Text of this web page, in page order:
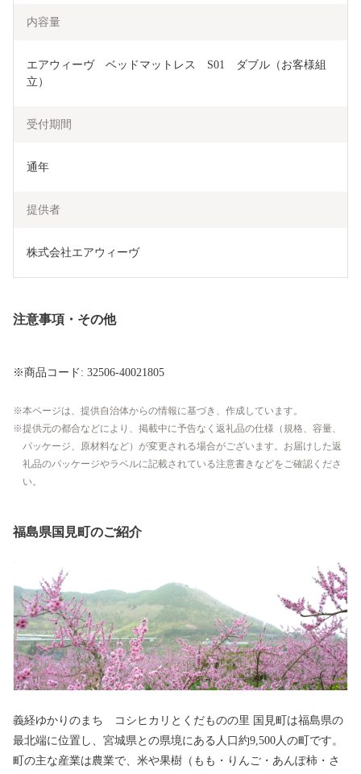
内容量
エアウィーヴ　ベッドマットレス　S01　ダブル（お客様組
立）
受付期間
通年
提供者
株式会社エアウィーヴ
注意事項・その他
※商品コード: 32506-40021805
本ページは、提供自治体からの情報に基づき、作成しています。
提供元の都合などにより、掲載中に予告なく返礼品の仕様（規格、容量、
パッケージ、原材料など）が変更される場合がございます。お届けした返
礼品のパッケージやラベルに記載されている注意書きなどをご確認くださ
い。
福島県国見町のご紹介
義経ゆかりのまち コシヒカリとくだものの里 国見町は福島県の
最北端に位置し、宮城県との県境にある人口約9,500人の町です。
町の主な産業は農業で、米や果樹（もも・りんご・あんぽ柿・さ